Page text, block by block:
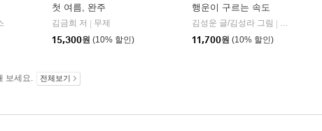
첫 여름, 완주
김금희 저
무제
15,300원 (10% 할인)
행운이 구르는 속도
김성운 글/김성라 그림
사계절
11,700원 (10% 할인)
보세요. 전체보기